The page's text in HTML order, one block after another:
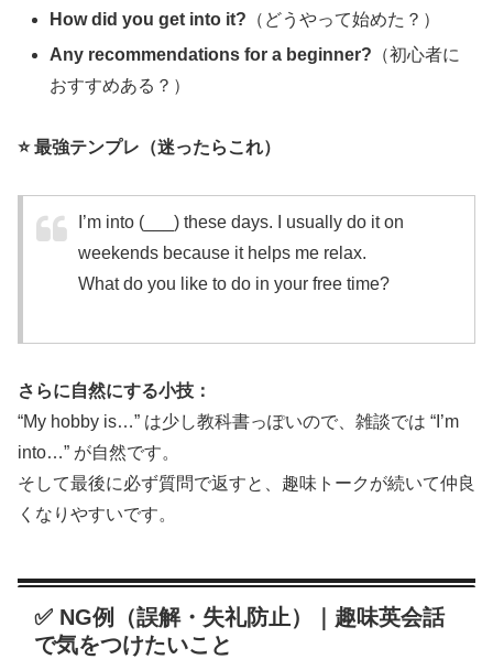
How did you get into it? （どうやって始めた？）
Any recommendations for a beginner? （初心者に
おすすめある？）
⭐ 最強テンプレ（迷ったらこれ）
I’m into (___) these days. I usually do it on
weekends because it helps me relax.
What do you like to do in your free time?
さらに自然にする小技：
“My hobby is…” は少し教科書っぽいので、雑談では “I’m
into…” が自然です。
そして最後に必ず質問で返すと、趣味トークが続いて仲良
くなりやすいです。
✅ NG例（誤解・失礼防止）｜趣味英会話
で気をつけたいこと